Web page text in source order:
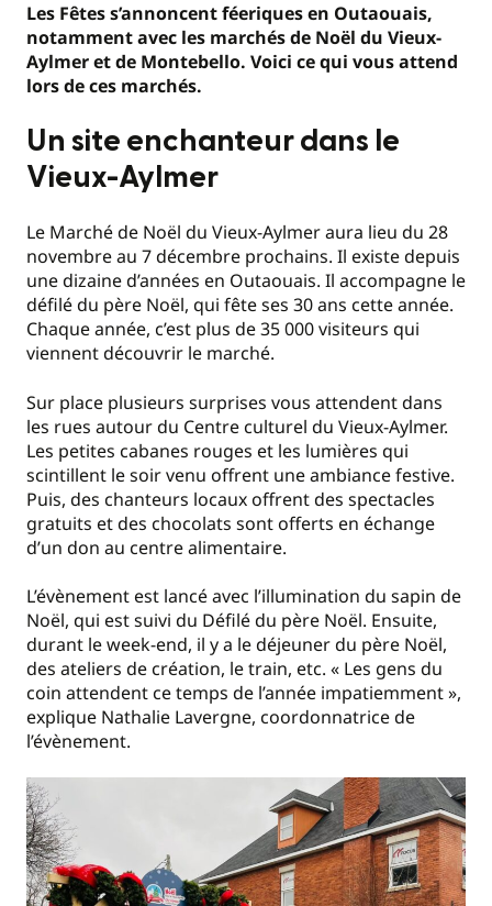
Les Fêtes s’annoncent féeriques en Outaouais,
notamment avec les marchés de Noël du Vieux-
Aylmer et de Montebello. Voici ce qui vous attend
lors de ces marchés.
Un site enchanteur dans le
Vieux-Aylmer
Le Marché de Noël du Vieux-Aylmer aura lieu du 28
novembre au 7 décembre prochains. Il existe depuis
une dizaine d’années en Outaouais. Il accompagne le
défilé du père Noël, qui fête ses 30 ans cette année.
Chaque année, c’est plus de 35 000 visiteurs qui
viennent découvrir le marché.
Sur place plusieurs surprises vous attendent dans
les rues autour du Centre culturel du Vieux-Aylmer.
Les petites cabanes rouges et les lumières qui
scintillent le soir venu offrent une ambiance festive.
Puis, des chanteurs locaux offrent des spectacles
gratuits et des chocolats sont offerts en échange
d’un don au centre alimentaire.
L’évènement est lancé avec l’illumination du sapin de
Noël, qui est suivi du Défilé du père Noël. Ensuite,
durant le week-end, il y a le déjeuner du père Noël,
des ateliers de création, le train, etc. « Les gens du
coin attendent ce temps de l’année impatiemment »,
explique Nathalie Lavergne, coordonnatrice de
l’évènement.